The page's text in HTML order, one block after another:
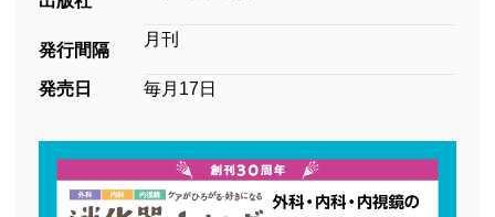
発行間隔
月刊
発売日 毎月17日